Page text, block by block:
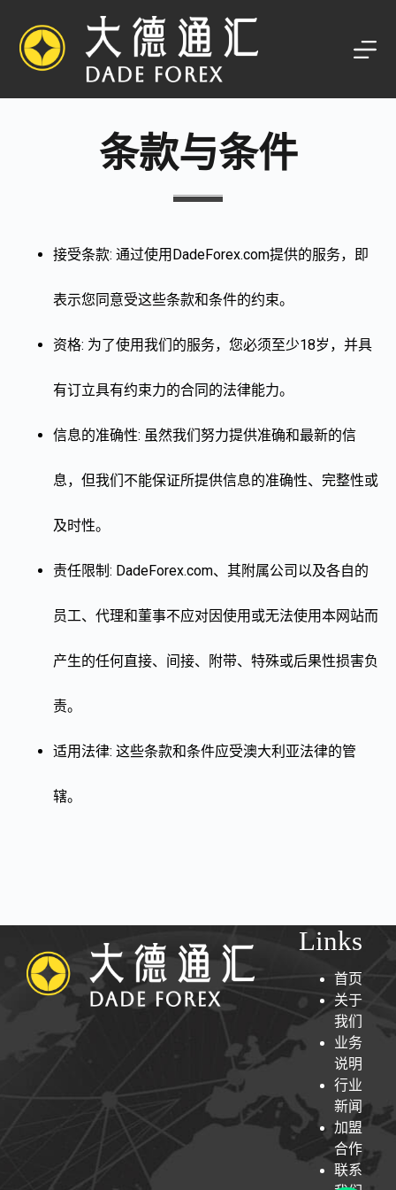
过
内
条款与条件
接受条款: 通过使用DadeForex.com提供的服务，即
表示您同意受这些条款和条件的约束。
资格: 为了使用我们的服务，您必须至少18岁，并具
有订立具有约束力的合同的法律能力。
信息的准确性: 虽然我们努力提供准确和最新的信
息，但我们不能保证所提供信息的准确性、完整性或
及时性。
责任限制: DadeForex.com、其附属公司以及各自的
员工、代理和董事不应对因使用或无法使用本网站而
产生的任何直接、间接、附带、特殊或后果性损害负
责。
适用法律: 这些条款和条件应受澳大利亚法律的管
辖。
Links
首页
关于
我们
业务
说明
行业
新闻
加盟
合作
联系